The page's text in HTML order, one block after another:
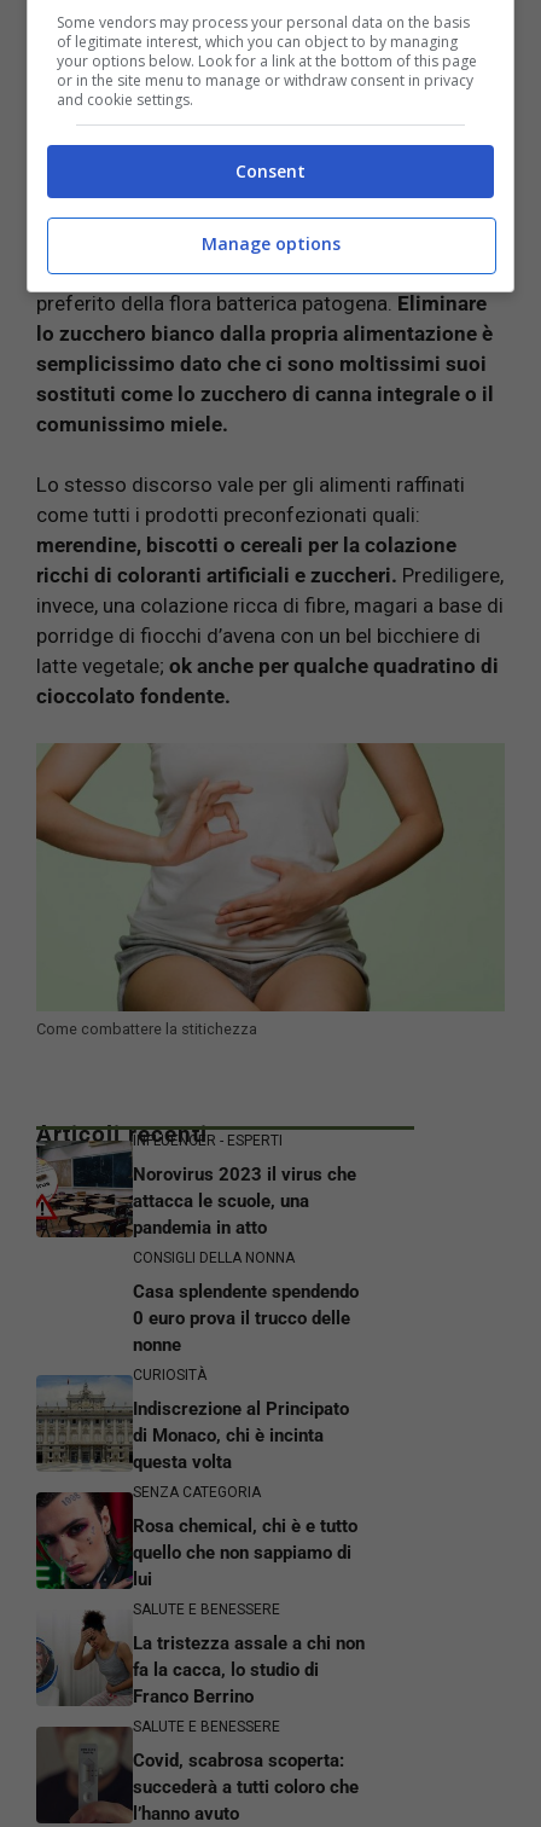
Se nessuno di questi suggerimenti ha i suoi effetti,
potrete provare altre tattiche per ridurre il vostro
disagio. Potreste, ad esempio,riequilibrare la flora
batterica con l’utilizzo di alcuni probiotici,
sempre sotto consiglio del vostro medico o
ridurre il consumo di alcuni alimenti.
Uno di questi alimenti da consumare di meno è
proprio lo zucchero bianco che è l’alimento
preferito della flora batterica patogena. Eliminare
lo zucchero bianco dalla propria alimentazione è
semplicissimo dato che ci sono moltissimi suoi
sostituti come lo zucchero di canna integrale o il
comunissimo miele.
Lo stesso discorso vale per gli alimenti raffinati
come tutti i prodotti preconfezionati quali:
merendine, biscotti o cereali per la colazione
ricchi di coloranti artificiali e zuccheri. Prediligere,
invece, una colazione ricca di fibre, magari a base di
porridge di fiocchi d’avena con un bel bicchiere di
latte vegetale; ok anche per qualche quadratino di
cioccolato fondente.
Come combattere la stitichezza
Articoli recentiINFLUENCER - ESPERTI
Norovirus 2023 il virus che
attacca le scuole, una
pandemia in atto
CONSIGLI DELLA NONNA
Casa splendente spendendo
0 euro prova il trucco delle
nonne
CURIOSITÀ
Indiscrezione al Principato
di Monaco, chi è incinta
questa volta
SENZA CATEGORIA
Rosa chemical, chi è e tutto
quello che non sappiamo di
lui
SALUTE E BENESSERE
La tristezza assale a chi non
fa la cacca, lo studio di
Franco Berrino
SALUTE E BENESSERE
Covid, scabrosa scoperta:
succederà a tutti coloro che
l’hanno avuto
Some vendors may process your personal data on the basis
of legitimate interest, which you can object to by managing
your options below. Look for a link at the bottom of this page
or in the site menu to manage or withdraw consent in privacy
and cookie settings.
Consent
Manage options